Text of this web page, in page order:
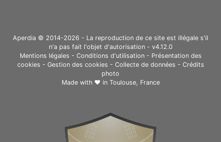
Aperdia © 2014-2026 - La reproduction de ce site est illégale s'il
n'a pas fait l'objet d'autorisation - v4.12.0
Mentions légales - Conditions d'utilisation- Présentation des
cookies - Gestion des cookies - Collecte de données - Crédits
photo
Made with ❤ in Toulouse, France